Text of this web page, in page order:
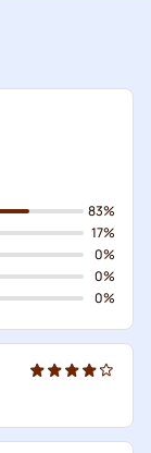
83%
17%
0%
0%
0%